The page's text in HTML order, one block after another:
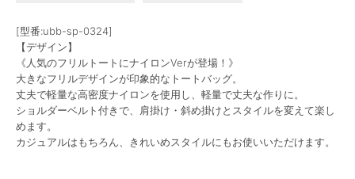
[型番:ubb-sp-0324]
【デザイン】
《人気のフリルトートにナイロンVerが登場！》
大きなフリルデザインが印象的なトートバッグ。
丈夫で軽量な高密度ナイロンを使用し、軽量で丈夫な作りに。
ショルダーベルト付きで、肩掛け・斜め掛けとスタイルを変えて楽し
めます。
カジュアルはもちろん、きれいめスタイルにもお使いいただけます。